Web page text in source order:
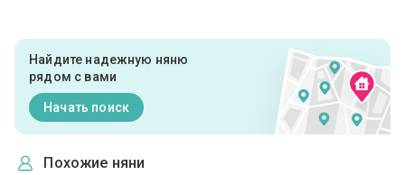
Найдите надежную няню
рядом с вами
Начать поиск
Похожие няни